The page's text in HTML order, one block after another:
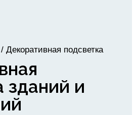
/ Декоративная подсветка
зданий и